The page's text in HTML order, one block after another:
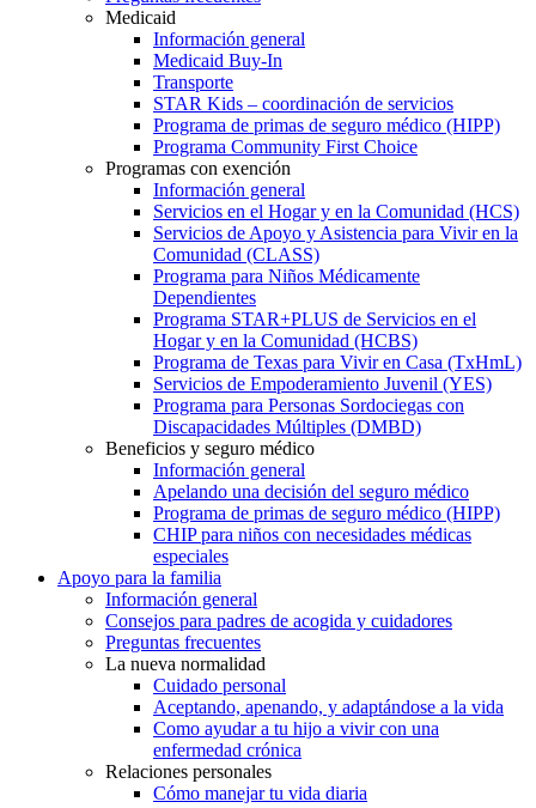
Medicaid
Información general
Medicaid Buy-In
Transporte
STAR Kids – coordinación de servicios
Programa de primas de seguro médico (HIPP)
Programa Community First Choice
Programas con exención
Información general
Servicios en el Hogar y en la Comunidad (HCS)
Servicios de Apoyo y Asistencia para Vivir en la
Comunidad (CLASS)
Programa para Niños Médicamente
Dependientes
Programa STAR+PLUS de Servicios en el
Hogar y en la Comunidad (HCBS)
Programa de Texas para Vivir en Casa (TxHmL)
Servicios de Empoderamiento Juvenil (YES)
Programa para Personas Sordociegas con
Discapacidades Múltiples (DMBD)
Beneficios y seguro médico
Información general
Apelando una decisión del seguro médico
Programa de primas de seguro médico (HIPP)
CHIP para niños con necesidades médicas
especiales
Apoyo para la familia
Información general
Consejos para padres de acogida y cuidadores
Preguntas frecuentes
La nueva normalidad
Cuidado personal
Aceptando, apenando, y adaptándose a la vida
Como ayudar a tu hijo a vivir con una
enfermedad crónica
Relaciones personales
Cómo manejar tu vida diaria